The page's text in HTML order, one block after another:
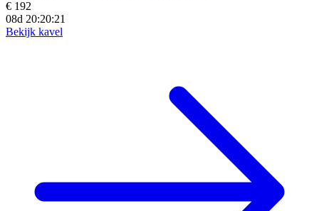
€ 192
08d 20:20:19
Bekijk kavel